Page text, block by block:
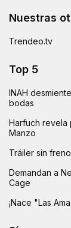
Nuestras
Trendeo.tv
Top 5
INAH
bodas
Harfuch revela
Manzo
Tráiler sin
Demandan a
Cage
¡Nace "Las